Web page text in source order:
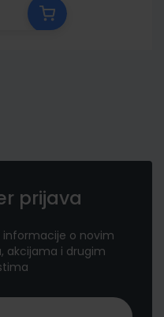
prijava
informacije o novim
akcijama i drugim